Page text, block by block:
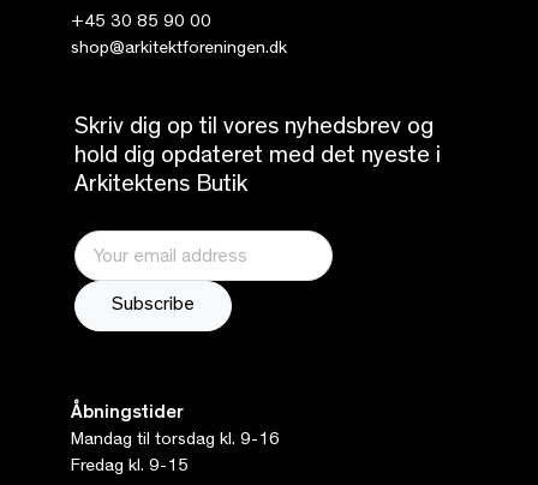
+45 30 85 90 00
shop@arkitektforeningen.dk
Skriv dig op til vores nyhedsbrev og
hold dig opdateret med det nyeste i
Arkitektens Butik
Åbningstider
Mandag til torsdag kl. 9-16
Fredag kl. 9-15